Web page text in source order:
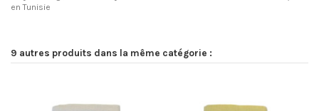
en Tunisie
9 autres produits dans la même catégorie :